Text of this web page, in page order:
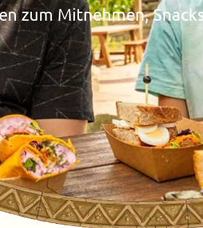
zum Mitnehmen,